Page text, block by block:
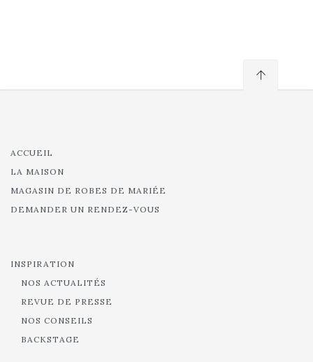
ACCUEIL
LA MAISON
MAGASIN DE ROBES DE MARIÉE
DEMANDER UN RENDEZ-VOUS
INSPIRATION
NOS ACTUALITÉS
REVUE DE PRESSE
NOS CONSEILS
BACKSTAGE